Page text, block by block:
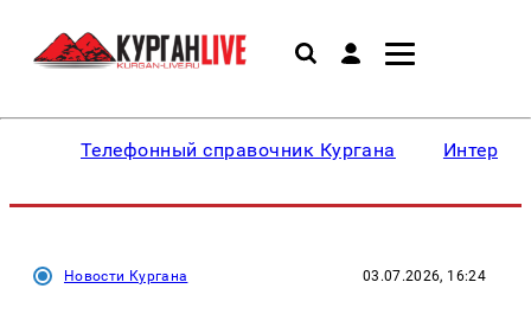
Телефонный справочник Кургана
Новости Кургана 03.07.2026, 16:24